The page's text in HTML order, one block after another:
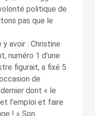
politique de
pas que le
avoir : Christine
numéro 1 d’une
figurait, a fixé 5
de
dont « le
l’emploi et faire
! » Son